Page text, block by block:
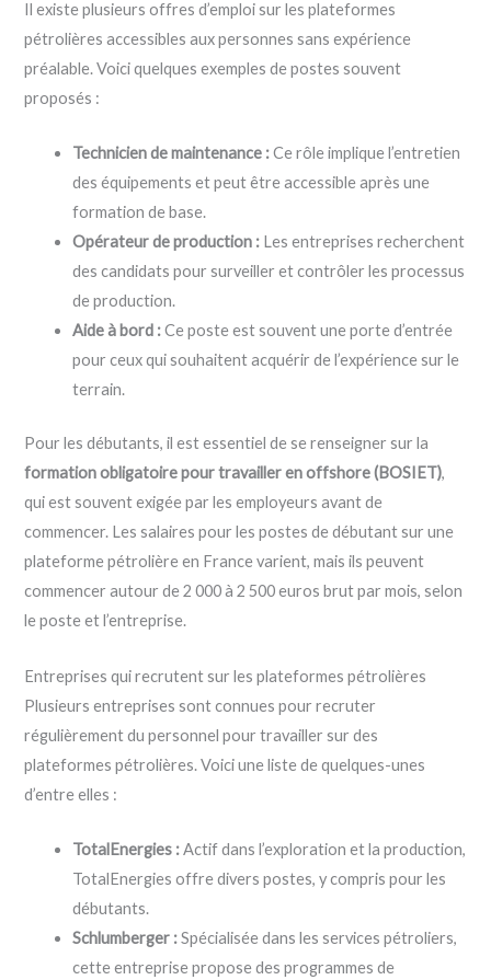
Il existe plusieurs offres d’emploi sur les plateformes
pétrolières accessibles aux personnes sans expérience
préalable. Voici quelques exemples de postes souvent
proposés :
Technicien de maintenance :Ce rôle implique l’entretien
des équipements et peut être accessible après une
formation de base.
Opérateur de production : Les entreprises recherchent
des candidats pour surveiller et contrôler les processus
de production.
Aide à bord :Ce poste est souvent une porte d’entrée
pour ceux qui souhaitent acquérir de l’expérience sur le
terrain.
Pour les débutants, il est essentiel de se renseigner sur la
formation obligatoire pour travailler en offshore (BOSIET),
qui est souvent exigée par les employeurs avant de
commencer. Les salaires pour les postes de débutant sur une
plateforme pétrolière en France varient, mais ils peuvent
commencer autour de 2 000 à 2 500 euros brut par mois, selon
le poste et l’entreprise.
Entreprises qui recrutent sur les plateformes pétrolières
Plusieurs entreprises sont connues pour recruter
régulièrement du personnel pour travailler sur des
plateformes pétrolières. Voici une liste de quelques-unes
d’entre elles :
TotalEnergies :Actif dans l’exploration et la production,
TotalEnergies offre divers postes, y compris pour les
débutants.
Schlumberger :Spécialisée dans les services pétroliers,
cette entreprise propose des programmes de